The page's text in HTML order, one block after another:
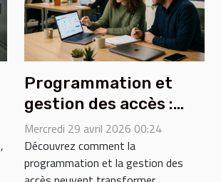
Programmation et
gestion des accès :
secrets d’une UX sans
friction
Mercredi 29 avril 2026 00:24
Découvrez comment la
programmation et la gestion des